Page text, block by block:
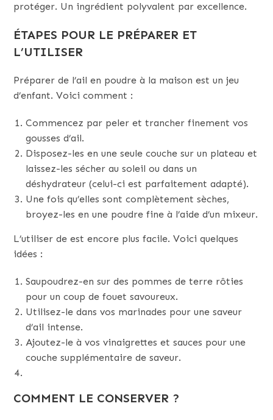
protéger. Un ingrédient polyvalent par excellence.
ÉTAPES POUR LE PRÉPARER ET
L’UTILISER
Préparer de l’ail en poudre à la maison est un jeu
d’enfant. Voici comment :
Commencez par peler et trancher finement vos
gousses d’ail.
Disposez-les en une seule couche sur un plateau et
laissez-les sécher au soleil ou dans un
déshydrateur (celui-ci est parfaitement adapté).
Une fois qu’elles sont complètement sèches,
broyez-les en une poudre fine à l’aide d’un mixeur.
L’utiliser de est encore plus facile. Voici quelques
idées :
Saupoudrez-en sur des pommes de terre rôties
pour un coup de fouet savoureux.
Utilisez-le dans vos marinades pour une saveur
d’ail intense.
Ajoutez-le à vos vinaigrettes et sauces pour une
couche supplémentaire de saveur.
COMMENT LE CONSERVER ?